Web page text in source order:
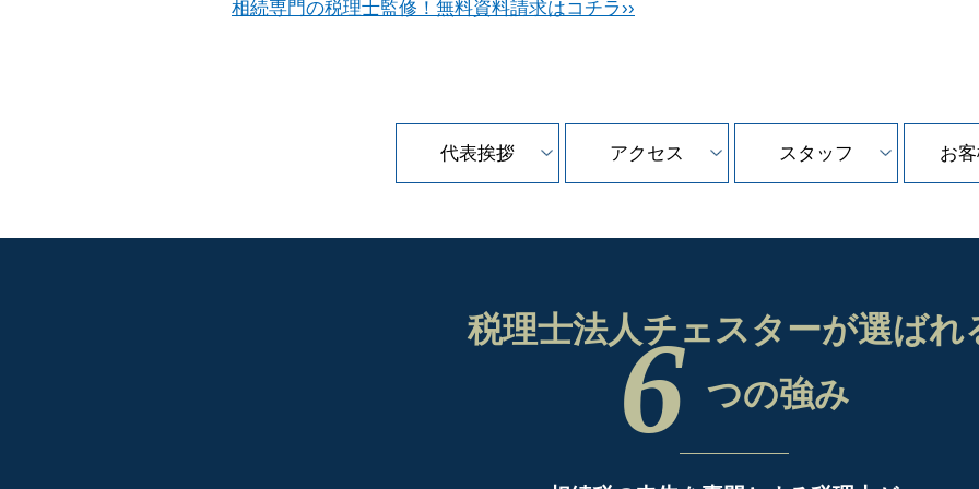
相続専門の税理士監修！無料資料請求はコチラ››
代表挨拶 アクセス スタッフ お
税理士法人チェスターが選ばれ
6 つの強み